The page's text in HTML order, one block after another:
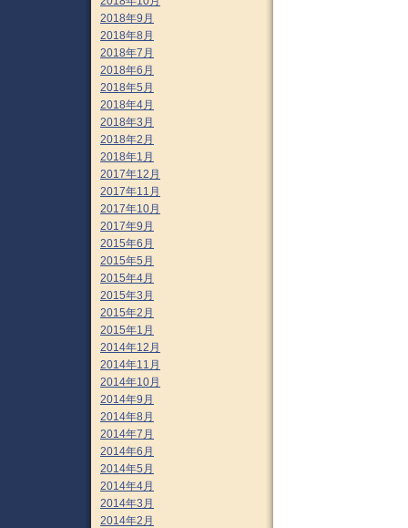
2018年9月
2018年8月
2018年7月
2018年6月
2018年5月
2018年4月
2018年3月
2018年2月
2018年1月
2017年12月
2017年11月
2017年10月
2017年9月
2015年6月
2015年5月
2015年4月
2015年3月
2015年2月
2015年1月
2014年12月
2014年11月
2014年10月
2014年9月
2014年8月
2014年7月
2014年6月
2014年5月
2014年4月
2014年3月
2014年2月